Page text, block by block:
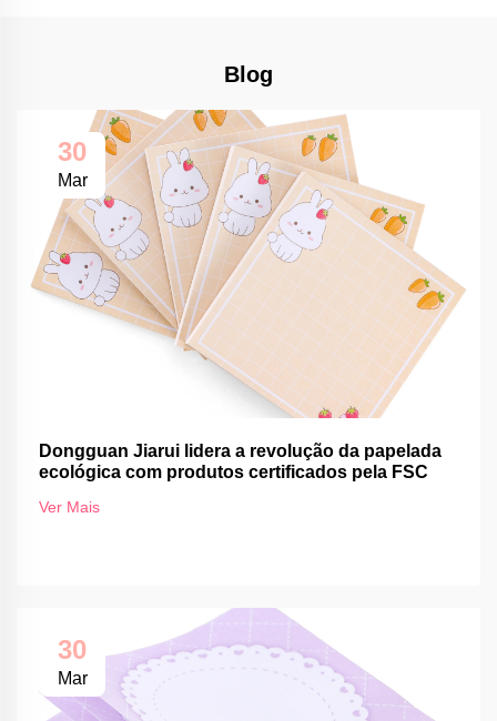
Blog
30
Mar
Dongguan Jiarui lidera a revolução da papelada
ecológica com produtos certificados pela FSC
Ver Mais
30
Mar